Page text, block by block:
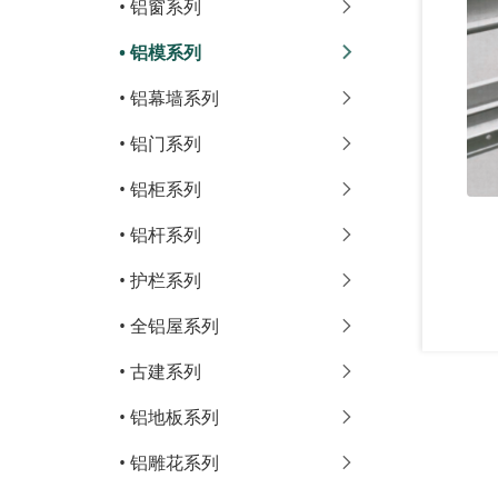
• 铝窗系列
•铝模系列
• 铝幕墙系列
• 铝门系列
• 铝柜系列
• 铝杆系列
• 护栏系列
• 全铝屋系列
• 古建系列
• 铝地板系列
• 铝雕花系列